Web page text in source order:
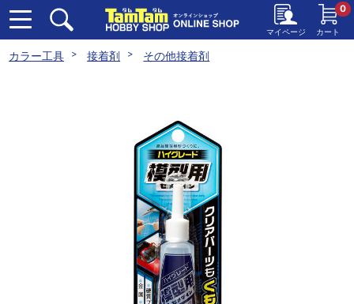
マイページ カート
0
カラー工具 接着剤 その他接着剤